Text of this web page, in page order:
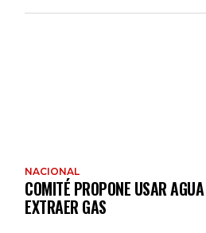
NACIONAL
COMITÉ PROPONE USAR
EXTRAER GAS